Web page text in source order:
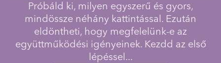
Próbáld ki, milyen egyszerű és gyors,
mindössze néhány kattintással. Ezután
eldöntheti, hogy megfelelünk-e az
együttműködési igényeinek. Kezdd az első
lépéssel...